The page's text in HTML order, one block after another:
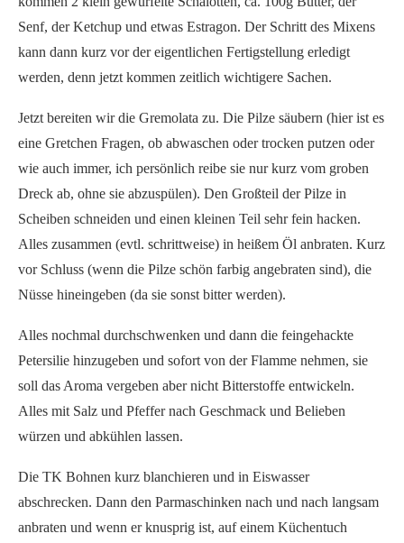
Senf, der Ketchup und etwas Estragon. Der Schritt des Mixens
kann dann kurz vor der eigentlichen Fertigstellung erledigt
werden, denn jetzt kommen zeitlich wichtigere Sachen.
Jetzt bereiten wir die Gremolata zu. Die Pilze säubern (hier ist es
eine Gretchen Fragen, ob abwaschen oder trocken putzen oder
wie auch immer, ich persönlich reibe sie nur kurz vom groben
Dreck ab, ohne sie abzuspülen). Den Großteil der Pilze in
Scheiben schneiden und einen kleinen Teil sehr fein hacken.
Alles zusammen (evtl. schrittweise) in heißem Öl anbraten. Kurz
vor Schluss (wenn die Pilze schön farbig angebraten sind), die
Nüsse hineingeben (da sie sonst bitter werden).
Alles nochmal durchschwenken und dann die feingehackte
Petersilie hinzugeben und sofort von der Flamme nehmen, sie
soll das Aroma vergeben aber nicht Bitterstoffe entwickeln.
Alles mit Salz und Pfeffer nach Geschmack und Belieben
würzen und abkühlen lassen.
Die TK Bohnen kurz blanchieren und in Eiswasser
abschrecken. Dann den Parmaschinken nach und nach langsam
anbraten und wenn er knusprig ist, auf einem Küchentuch